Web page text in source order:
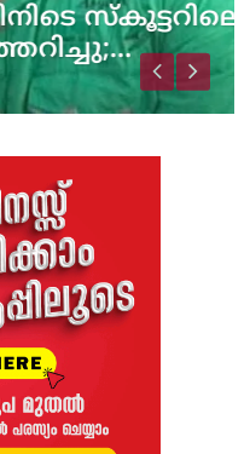
സ്കൂട്ടറിലെ